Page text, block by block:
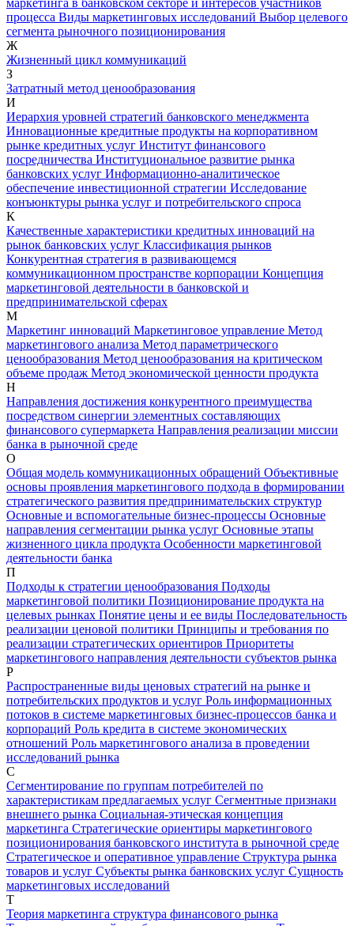
процесса Виды маркетинговых исследований Выбор целевого
сегмента рыночного позиционирования
Ж
Жизненный цикл коммуникаций
З
Затратный метод ценообразования
И
Иерархия уровней стратегий банковского менеджмента
Инновационные кредитные продукты на корпоративном
рынке кредитных услуг Институт финансового
посредничества Институциональное развитие рынка
банковских услуг Информационно-аналитическое
обеспечение инвестиционной стратегии Исследование
конъюнктуры рынка услуг и потребительского спроса
К
Качественные характеристики кредитных инноваций на
рынок банковских услуг Классификация рынков
Конкурентная стратегия в развивающемся
коммуникационном пространстве корпорации Концепция
маркетинговой деятельности в банковской и
предпринимательской сферах
М
Маркетинг инноваций Маркетинговое управление Метод
маркетингового анализа Метод параметрического
ценообразования Метод ценообразования на критическом
объеме продаж Метод экономической ценности продукта
Н
Направления достижения конкурентного преимущества
посредством синергии элементных составляющих
финансового супермаркета Направления реализации миссии
банка в рыночной среде
О
Общая модель коммуникационных обращений Объективные
основы проявления маркетингового подхода в формировании
стратегического развития предпринимательских структур
Основные и вспомогательные бизнес-процессы Основные
направления сегментации рынка услуг Основные этапы
жизненного цикла продукта Особенности маркетинговой
деятельности банка
П
Подходы к стратегии ценообразования Подходы
маркетинговой политики Позиционирование продукта на
целевых рынках Понятие цены и ее виды Последовательность
реализации ценовой политики Принципы и требования по
реализации стратегических ориентиров Приоритеты
маркетингового направления деятельности субъектов рынка
Р
Распространенные виды ценовых стратегий на рынке и
потребительских продуктов и услуг Роль информационных
потоков в системе маркетинговых бизнес-процессов банка и
корпораций Роль кредита в системе экономических
отношений Роль маркетингового анализа в проведении
исследований рынка
С
Сегментирование по группам потребителей по
характеристикам предлагаемых услуг Сегментные признаки
внешнего рынка Социальная-этическая концепция
маркетинга Стратегические ориентиры маркетингового
позиционирования банковского института в рыночной среде
Стратегическое и оперативное управление Структура рынка
товаров и услуг Субъекты рынка банковских услуг Сущность
маркетинговых исследований
Т
Теория маркетинга структура финансового рынка